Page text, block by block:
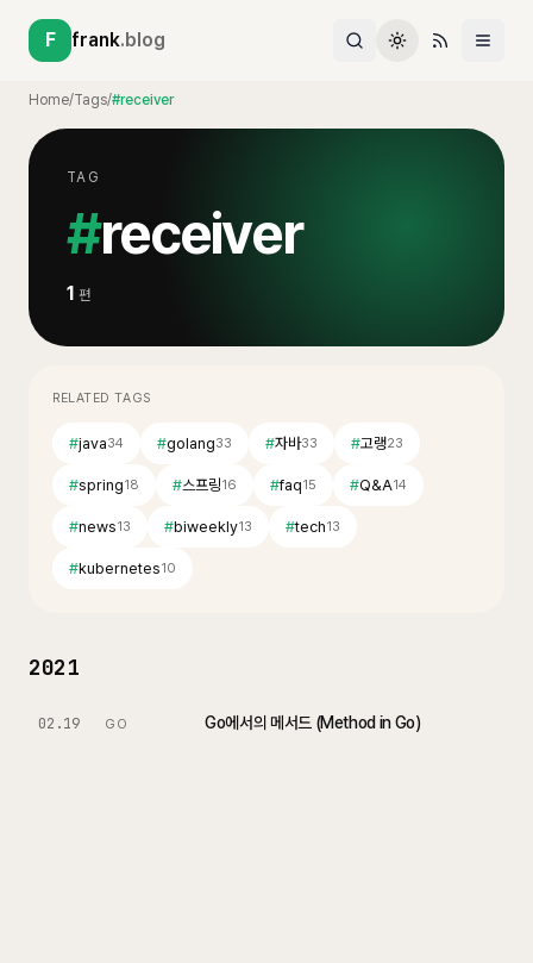
F frank.blog
Home/Tags/#receiver
TAG
#receiver
1 편
RELATED TAGS
#java34 #golang33 #자바33 #고랭23
#spring18 #스프링16 #faq15 #Q&A14
#news13 #biweekly13 #tech13
#kubernetes10
2021
02.19 GO Go에서의 메서드 (Method in Go)